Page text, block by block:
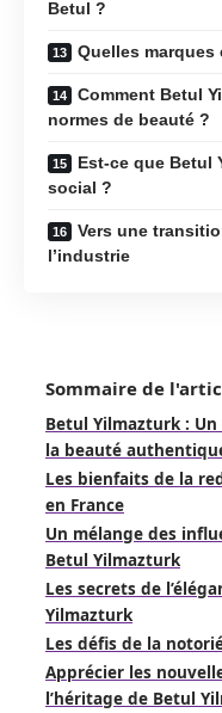
Betul ?
Quelles marques
Comment Betul
normes de beauté ?
Est-ce que Betul
social ?
Vers une
l’industrie
Sommaire de
Betul Yilmazturk :
la beauté
Les bienfaits de la
en France
Un mélange des
Betul Yilmazturk
Les secrets de
Yilmazturk
Les défis de la
Apprécier les
l’héritage de Betul